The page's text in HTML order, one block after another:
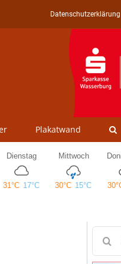
Datenschutzerklärung
Plakatwand
nach: